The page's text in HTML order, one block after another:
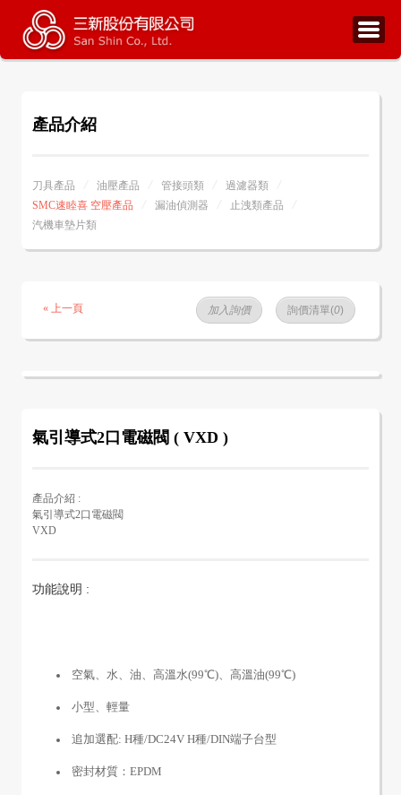
產品介紹
刀具產品 油壓產品 管接頭類
過濾器類
SMC速睦喜 空壓產品
漏油偵測器
止洩類產品
汽機車墊片類
« 上一頁 詢價清單(0)
加入詢價
氣引導式2口電磁閥 ( VXD )
產品介紹 :
氣引導式2口電磁閥
VXD
功能說明 :
空氣、水、油、高溫水(99℃)、高溫油(99℃)
小型、輕量
追加選配: H種/DC24V H種/DIN端子台型
密封材質：EPDM